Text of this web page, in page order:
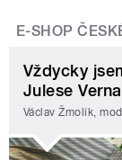
E-SHOP
Vždycky
Julese
Václav Žmolík,